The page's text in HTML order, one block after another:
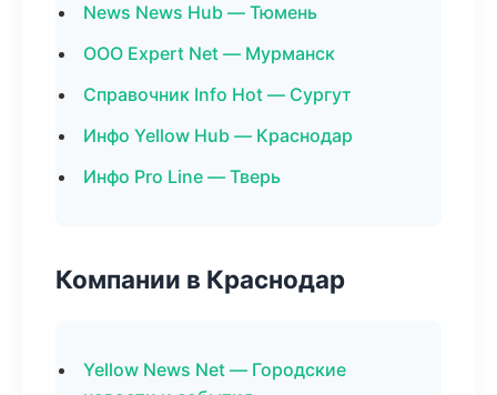
News News Hub — Тюмень
ООО Expert Net — Мурманск
Справочник Info Hot — Сургут
Инфо Yellow Hub — Краснодар
Инфо Pro Line — Тверь
Компании в Краснодар
Yellow News Net — Городские